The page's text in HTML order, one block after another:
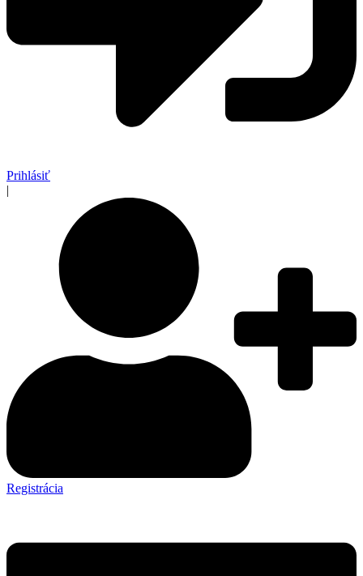
Prihlásiť
|
Registrácia